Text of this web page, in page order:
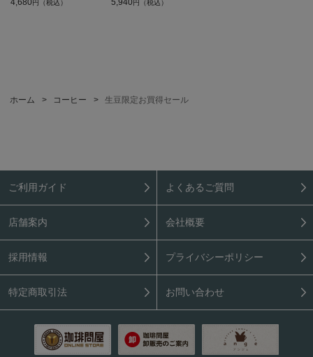
円（税込） 円（税込）
ホーム > コーヒー > 生豆限定お買得セール
ご利用ガイド よくあるご質問
店舗案内 会社概要
採用情報 プライバシーポリシー
特定商取引法 お問い合わせ